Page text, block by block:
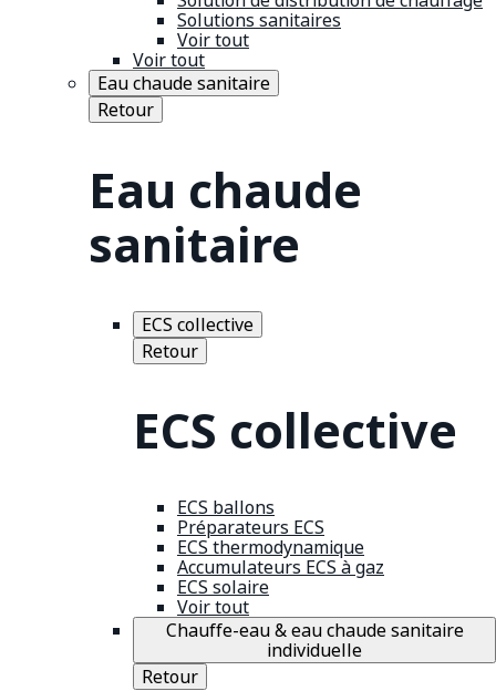
Solutions sanitaires
Voir tout
Voir tout
Eau chaude sanitaire
Retour
Eau chaude
sanitaire
ECS collective
Retour
ECS collective
ECS ballons
Préparateurs ECS
ECS thermodynamique
Accumulateurs ECS à gaz
ECS solaire
Voir tout
Chauffe-eau & eau chaude sanitaire
individuelle
Retour